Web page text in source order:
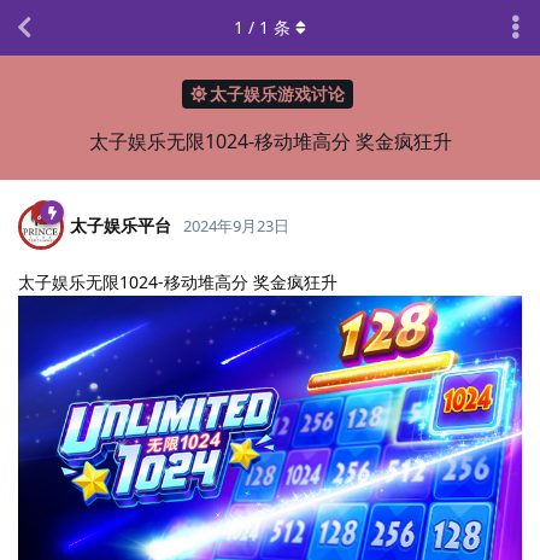
太子娱乐游戏讨论
太子娱乐无限1024-移动堆高分 奖金疯狂升
1 / 1 条
太子娱乐平台 2024年9月23日
太子娱乐无限1024-移动堆高分 奖金疯狂升